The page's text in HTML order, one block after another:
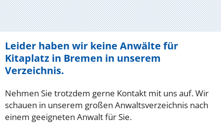
Leider haben wir keine Anwälte für
Kitaplatz in Bremen in unserem
Verzeichnis.
Nehmen Sie trotzdem gerne Kontakt mit uns auf. Wir
schauen in unserem großen Anwaltsverzeichnis nach
einem geeigneten Anwalt für Sie.